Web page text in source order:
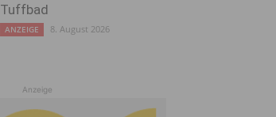
Tuffbad
ANZEIGE 8. August 2026
Anzeige